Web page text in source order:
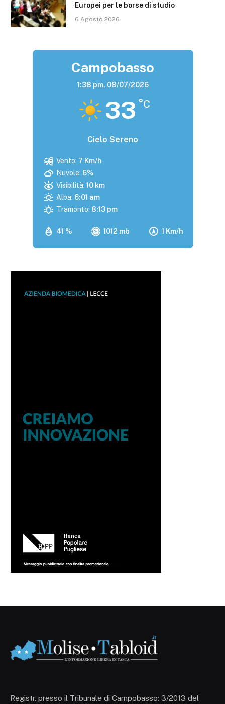
Europei per le borse di studio
6 Agosto 2026
Campobasso
1:38 pm, 08/07/2026
33 °C
Cielo Sereno
41 % 1012 mb 1 Km/h
Vento: 7 Km/h
Nuvole: 6%
Visibilità: 10 km
Alba: 6:01 am
Tramonto: 8:13 pm
Registr. presso il Tribunale di Campobasso: 3/2013 del